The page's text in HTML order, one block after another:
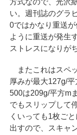
方式なので、光沢
い。週刊誌のグラ
0ではかなり重送
ように重送が発生
ストレスになりが
またこれはスペ
厚みが最大127g/
500は209g/平方m
でもスリップして
くいっても1枚ご
出すので、スキャ